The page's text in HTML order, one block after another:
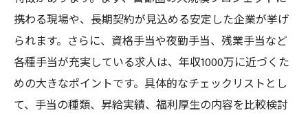
携わる現場や、長期契約が見込める安定した企業が挙げ
られます。さらに、資格手当や夜勤手当、残業手当など
各種手当が充実している求人は、年収1000万に近づくた
めの大きなポイントです。具体的なチェックリストとし
て、手当の種類、昇給実績、福利厚生の内容を比較検討